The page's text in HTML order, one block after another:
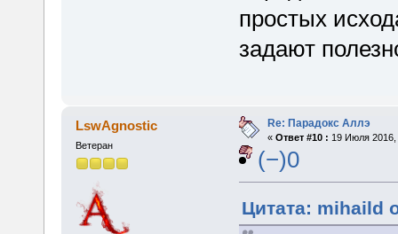
простых
задают
LswAgnostic
Ветеран
Re: Парадокс Аллэ
« Ответ #10 : 19 Июля 2016,
(−)0
Цитата: mihaild